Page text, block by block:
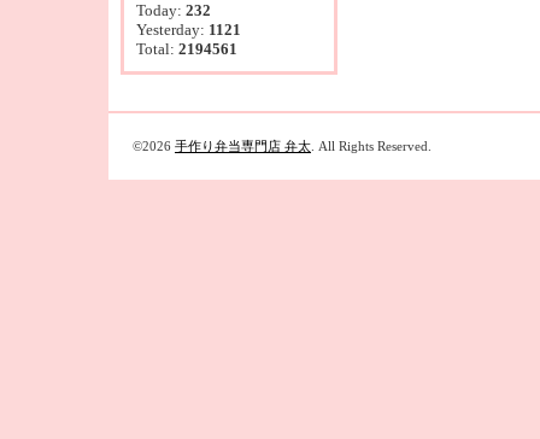
Today: 232
Yesterday: 1121
Total: 2194561
©2026 手作り弁当専門店 弁太 . All Rights Reserved.